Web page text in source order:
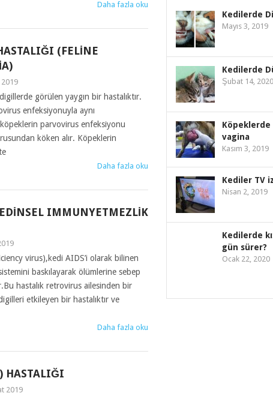
Daha fazla oku
(FELINE
görülen yaygın bir hastalıktır.
enfeksiyonuyla aynı
parvovirus enfeksiyonu
köken alır. Köpeklerin
Daha fazla oku
IMMUNYETMEZLIK
virus),kedi AIDS’i olarak bilinen
baskılayarak ölümlerine sebep
hastalık retrovirus ailesinden bir
etkileyen bir hastalıktır ve
Daha fazla oku
HASTALIĞI
2019
Kedilerde
Mayıs 3, 2019
Kedilerde
Şubat 14, 2020
Köpeklerde
vagina
Kasım 3, 2019
Kediler TV
Nisan 2, 2019
Kedilerde
gün sürer?
Ocak 22, 2020